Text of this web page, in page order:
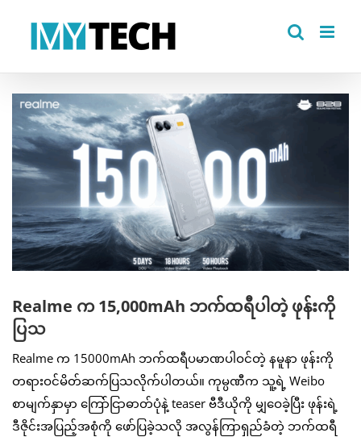
View
Larger
Image
Realme က 15,000mAh ဘက်ထရီပါတဲ့ ဖုန်းကို
ပြသ
Realme က 15000mAh ဘက်ထရီပမာဏပါဝင်တဲ့ နမူနာ ဖုန်းကို
တရားဝင်မိတ်ဆက်ပြသလိုက်ပါတယ်။ ကုမ္ပဏီက သူ့ရဲ့ Weibo
စာမျက်နှာမှာ ကြော်ငြာဓာတ်ပုံနဲ့ teaser ဗီဒီယိုကို မျှဝေခဲ့ပြီး ဖုန်းရဲ့
ဒီဇိုင်းအပြည့်အစုံကို ဖော်ပြခဲ့သလို အလွန်ကြာရှည်ခံတဲ့ ဘက်ထရီ